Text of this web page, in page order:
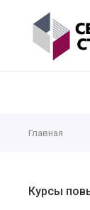
Главная
Курсы